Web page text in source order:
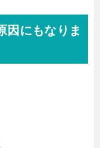
因にもなりま